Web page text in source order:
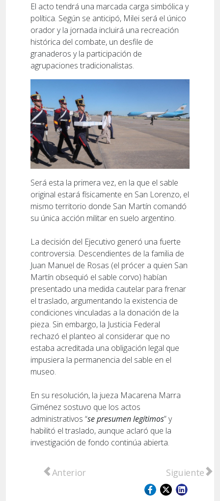
El acto tendrá una marcada carga simbólica y
política. Según se anticipó, Milei será el único
orador y la jornada incluirá una recreación
histórica del combate, un desfile de
granaderos y la participación de
agrupaciones tradicionalistas.
Será esta la primera vez, en la que el sable
original estará físicamente en San Lorenzo, el
mismo territorio donde San Martín comandó
su única acción militar en suelo argentino.
La decisión del Ejecutivo generó una fuerte
controversia. Descendientes de la familia de
Juan Manuel de Rosas (el prócer a quien San
Martín obsequió el sable corvo) habían
presentado una medida cautelar para frenar
el traslado, argumentando la existencia de
condiciones vinculadas a la donación de la
pieza. Sin embargo, la Justicia Federal
rechazó el planteo al considerar que no
estaba acreditada una obligación legal que
impusiera la permanencia del sable en el
museo.
En su resolución, la jueza Macarena Marra
Giménez sostuvo que los actos
administrativos “se presumen legítimos” y
habilitó el traslado, aunque aclaró que la
investigación de fondo continúa abierta.
Artículo anterior: Pullaro participa del acto
Anterior Artículo
Siguiente